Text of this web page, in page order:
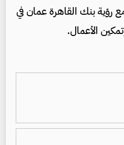
رؤية بنك القاهرة عمان في
الأعمال.